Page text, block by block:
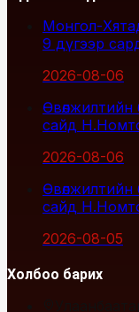
Монгол-
9 дүгээр
2026-08-06
сайд
2026-08-06
сайд
2026-08-05
Холбоо барих